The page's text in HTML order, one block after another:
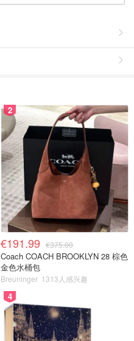
2
€191.99 €375.00
Coach COACH BROOKLYN 28 棕色
金色水桶包
Breuninger 1313人感兴趣
4